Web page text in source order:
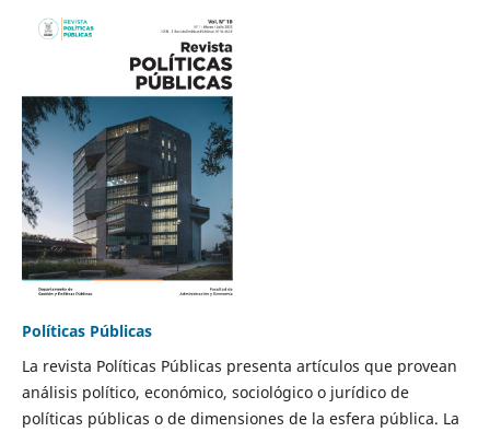
Políticas Públicas
La revista Políticas Públicas presenta artículos que provean
análisis político, económico, sociológico o jurídico de
políticas públicas o de dimensiones de la esfera pública. La